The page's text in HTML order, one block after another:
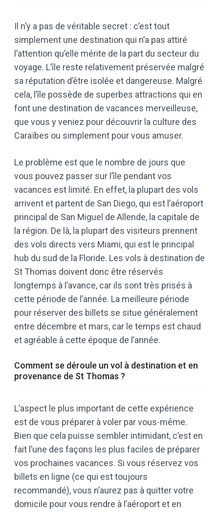
Il n’y a pas de véritable secret : c’est tout
simplement une destination qui n’a pas attiré
l’attention qu’elle mérite de la part du secteur du
voyage. L’île reste relativement préservée malgré
sa réputation d’être isolée et dangereuse. Malgré
cela, l’île possède de superbes attractions qui en
font une destination de vacances merveilleuse,
que vous y veniez pour découvrir la culture des
Caraïbes ou simplement pour vous amuser.
Le problème est que le nombre de jours que
vous pouvez passer sur l’île pendant vos
vacances est limité. En effet, la plupart des vols
arrivent et partent de San Diego, qui est l’aéroport
principal de San Miguel de Allende, la capitale de
la région. De là, la plupart des visiteurs prennent
des vols directs vers Miami, qui est le principal
hub du sud de la Floride. Les vols à destination de
St Thomas doivent donc être réservés
longtemps à l’avance, car ils sont très prisés à
cette période de l’année. La meilleure période
pour réserver des billets se situe généralement
entre décembre et mars, car le temps est chaud
et agréable à cette époque de l’année.
Comment se déroule un vol à destination et en
provenance de St Thomas ?
L’aspect le plus important de cette expérience
est de vous préparer à voler par vous-même.
Bien que cela puisse sembler intimidant, c’est en
fait l’une des façons les plus faciles de préparer
vos prochaines vacances. Si vous réservez vos
billets en ligne (ce qui est toujours
recommandé), vous n’aurez pas à quitter votre
domicile pour vous rendre à l’aéroport et en